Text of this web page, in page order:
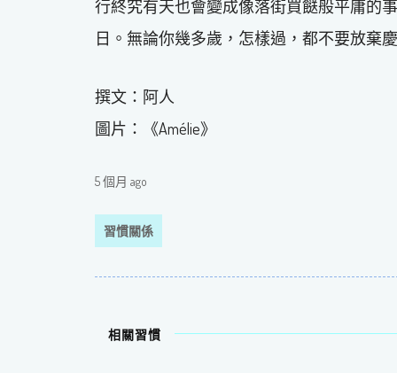
行終究有天也會變成像落街買餸般平庸的
日。無論你幾多歲，怎樣過，都不要放棄
撰文：阿人
圖片：《Amélie》
5 個月 ago
習慣關係
相關習慣